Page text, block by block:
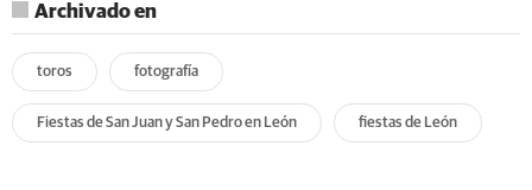
Archivado en
toros fotografía
Fiestas de San Juan y San Pedro en León fiestas de León